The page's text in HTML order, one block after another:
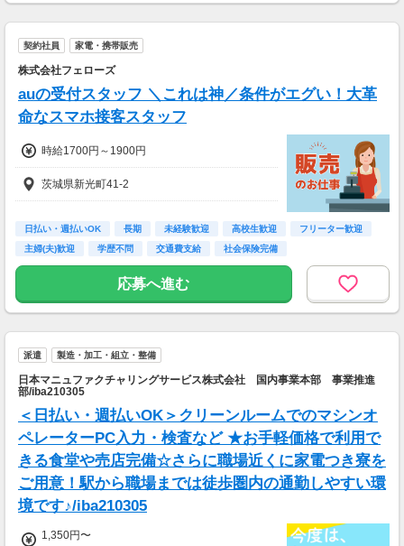
＜日払いOK（規定あり）＞
仕事が終わってから給料をもらいに行く手間は
不要♪
契約社員 家電・携帯販売
株式会社フェローズ
auの受付スタッフ ＼これは神／条件がエグい！大革
命なスマホ接客スタッフ
時給1700円～1900円
茨城県新光町41-2
日払い・週払いOK 長期 未経験歓迎 高校生歓迎
フリーター歓迎
主婦(夫)歓迎
学歴不問 交通費支給 社会保険完備
応募へ進む
派遣 製造・加工・組立・整備
日本マニュファクチャリングサービス株式会社 国内事業本部 事業推進
部/iba210305
＜日払い・週払いOK＞クリーンルームでのマシンオ
ペレーターPC入力・検査など ★お手軽価格で利用で
きる食堂や売店完備☆さらに職場近くに家電つき寮を
ご用意！駅から職場までは徒歩圏内の通勤しやすい環
境です♪/iba210305
1,350円〜